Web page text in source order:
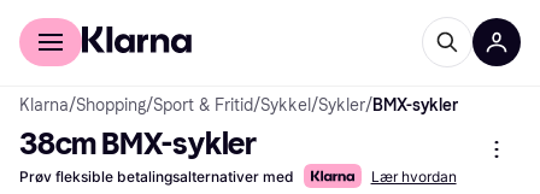
For kunder
Klarna/Shopping/Sport & Fritid/Sykkel /Sykler/BMX-sykler
38cm BMX-sykler
Prøv fleksible betalingsalternativer med Lær hvordan